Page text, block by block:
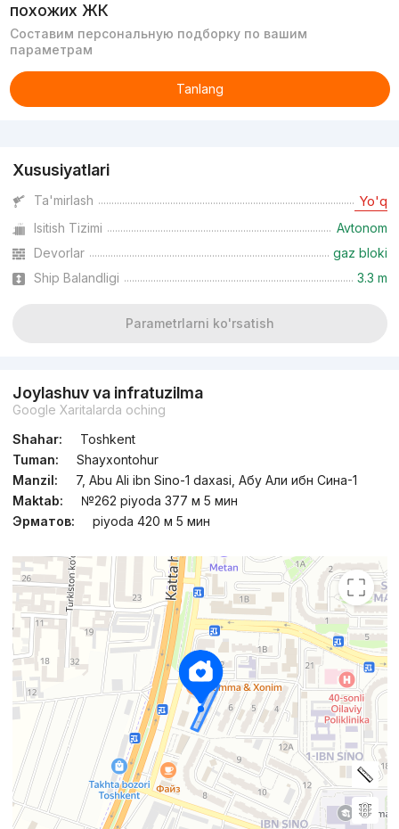
похожих ЖК
Составим персональную подборку по вашим
параметрам
Tanlang
Xususiyatlari
Ta'mirlash Yo'q
Isitish Tizimi
Avtonom
Devorlar
gaz bloki
Ship Balandligi
3.3 m
Parametrlarni ko'rsatish
Joylashuv va infratuzilma
Google Xaritalarda oching
Shahar:
Toshkent
Tuman:
Shayxontohur
Manzil:
7, Abu Ali ibn Sino-1 daxasi, Абу Али ибн Сина-1
Maktab:
№262 piyoda 377 м 5 мин
Эрматов:
piyoda 420 м 5 мин